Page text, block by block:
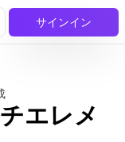
サインイン
エレメ